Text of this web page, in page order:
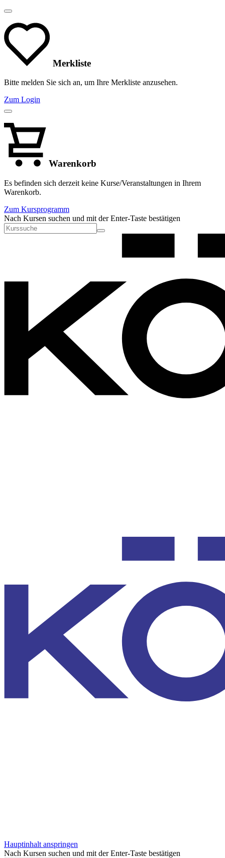
Merkliste
Bitte melden Sie sich an, um Ihre Merkliste anzusehen.
Zum Login
Warenkorb
Es befinden sich derzeit keine Kurse/Veranstaltungen in Ihrem
Warenkorb.
Zum Kursprogramm
Nach Kursen suchen und mit der Enter-Taste bestätigen
Hauptinhalt anspringen
Nach Kursen suchen und mit der Enter-Taste bestätigen